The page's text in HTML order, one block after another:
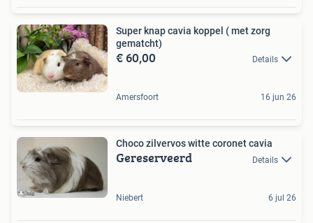
Super knap cavia koppel ( met zorg
gematcht)
€ 60,00 Details
Amersfoort 16 jun 26
Choco zilvervos witte coronet cavia
Gereserveerd Details
Niebert 6 jul 26